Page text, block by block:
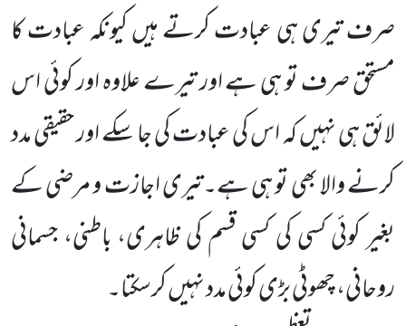
صرف تیری ہی عبادت کرتے ہیں کیونکہ عبادت کا
مستحق صرف تو ہی ہے اور تیرے علاوہ اور کوئی اس
لائق ہی نہیں کہ اس کی عبادت کی جا سکے اور حقیقی مدد
کرنے والا بھی تو ہی ہے۔تیری اجازت و مرضی کے
بغیر کوئی کسی کی کسی قسم کی ظاہری، باطنی، جسمانی
روحانی، چھوٹی بڑی کوئی مدد نہیں کرسکتا۔